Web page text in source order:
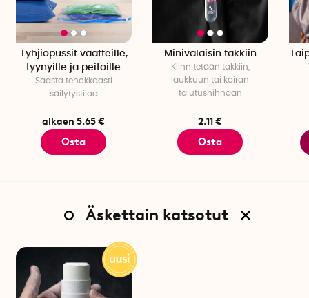
Tyhjiöpussit vaatteille,
tyynyille ja peitoille
Säästä tehokkaasti
säilytystilaa
alkaen 5.65 €
Osta
Minivalaisin takkiin
Kiinnitetään takkiin,
laukkuun tai koiran
talutushihnaan
2.11 €
Osta
Äskettain katsotut